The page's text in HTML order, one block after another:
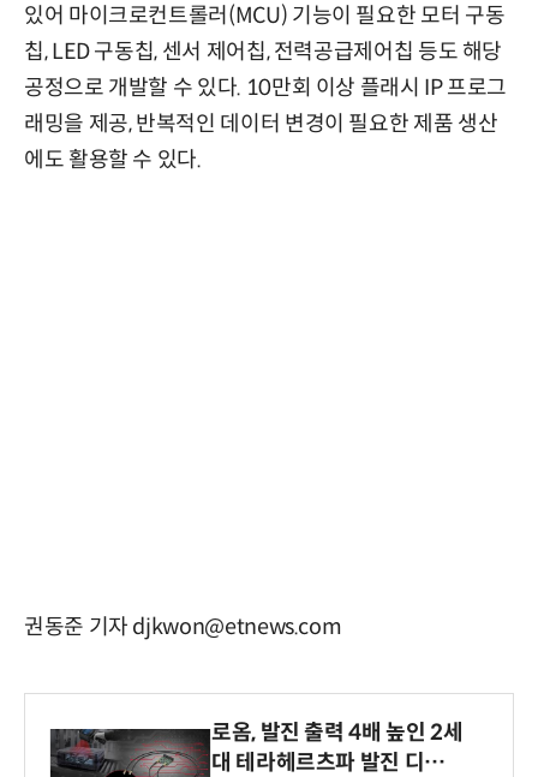
있어 마이크로컨트롤러(MCU) 기능이 필요한 모터 구동
칩, LED 구동칩, 센서 제어칩, 전력공급제어칩 등도 해당
공정으로 개발할 수 있다. 10만회 이상 플래시 IP 프로그
래밍을 제공, 반복적인 데이터 변경이 필요한 제품 생산
에도 활용할 수 있다.
권동준 기자 djkwon@etnews.com
로옴, 발진 출력 4배 높인 2세
대 테라헤르츠파 발진 디바이